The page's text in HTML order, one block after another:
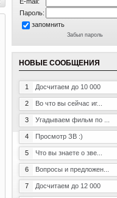
Пароль:
запомнить
Забыл пароль
НОВЫЕ СООБЩЕНИЯ
1 Досчитаем до 10 000
2 Во что вы сейчас иг...
3 Угадываем фильм по ...
4 Просмотр ЗВ :)
5 Что вы знаете о зве...
6 Вопросы и предложен...
7 Досчитаем до 12 000